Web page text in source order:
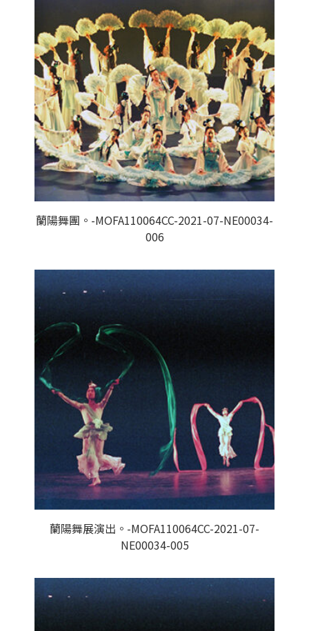
蘭陽舞團。-MOFA110064CC-2021-07-NE00034-
006
蘭陽舞展演出。-MOFA110064CC-2021-07-
NE00034-005